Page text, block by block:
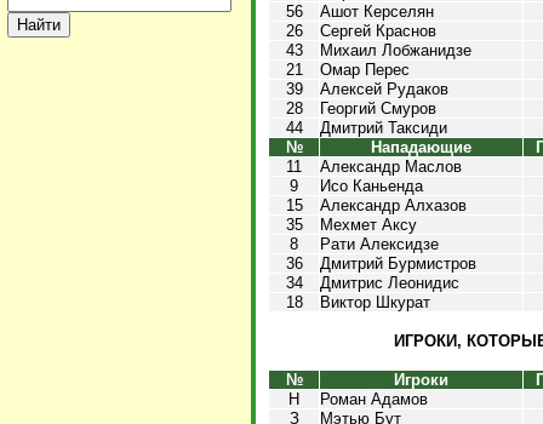
56
Ашот Керселян
26
Сергей Краснов
43
Михаил Лобжанидзе
21
Омар Перес
39
Алексей Рудаков
28
Георгий Смуров
44
Дмитрий Таксиди
№
Нападающие
11
Александр Маслов
9
Исо Каньенда
15
Александр Алхазов
35
Мехмет Аксу
8
Рати Алексидзе
36
Дмитрий Бурмистров
34
Дмитрис Леонидис
18
Виктор Шкурат
ИГРОКИ,
№ Игроки
Н
Роман Адамов
З
Мэтью Бут